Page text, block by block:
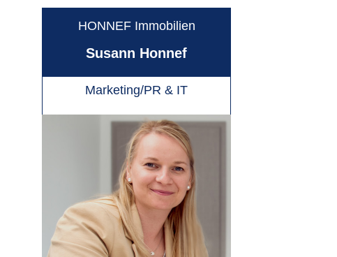
HONNEF Immobilien
Susann Honnef
Marketing/PR & IT